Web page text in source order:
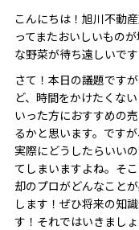
こんにちは！旭川不動
ってまたおいしいもの
な野菜が待ち遠しいで
さて！本日の議題です
ど、時間をかけたくな
いった方におすすめの
るかと思います。です
実際にどうしたらいい
てしまいますよね。そ
却のプロがどんなこと
します！ぜひ将来の知
す！それではいきましょ